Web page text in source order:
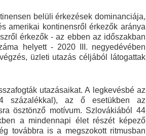
belüli érkezések dominanciája,
amerikai kontinensről érkezők aránya
érkezők - az ebben az időszakban
helyett - 2020 III. negyedévében
üzleti utazás céljából látogattak
utazásaikat. A legkevésbé az
százalékkal), az ő esetükben az
ösztönző motívum. Szlovákiából 44
a mindennapi élet részét képező
továbbra is a megszokott ritmusban